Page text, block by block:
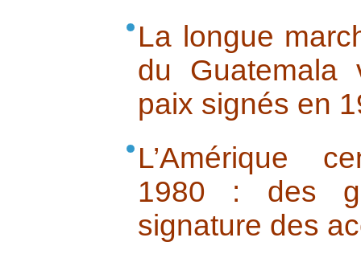
La longue
du Guatemala
paix signés en
L’Amérique
1980 : des
signature des